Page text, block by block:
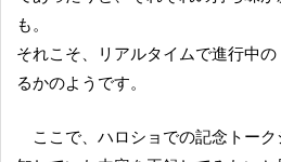
も。
それこそ、リアルタイムで進行中
るかのようです。
ここで、ハロショでの記念トークショーで小田ちゃんが告